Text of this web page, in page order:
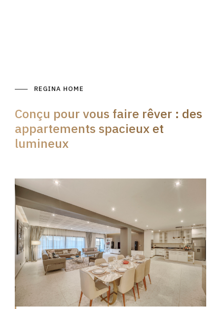
REGINA HOME
Conçu pour vous faire rêver : des
appartements spacieux et
lumineux